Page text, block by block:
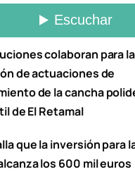
colaboran para la
de actuaciones de
de la cancha
de El Retamal
que la inversión para
los 600 mil euros